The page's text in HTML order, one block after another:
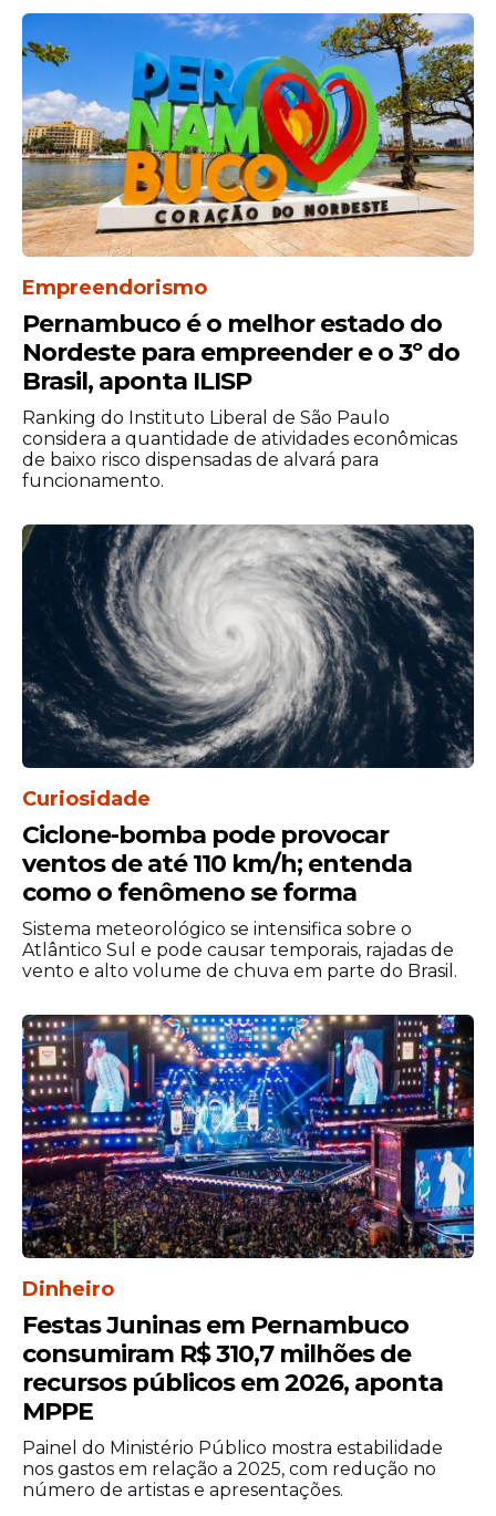
Os sorteios da Loteria Federal acontecem
regularmente às quartas-feiras e aos
sábados. Em concursos especiais, os
valores dos prêmios costumam aumentar,
atraindo ainda mais apostadores em todo o
país.
Os ganhadores devem apresentar o
bilhete original para receber os valores.
Prêmios menores podem ser retirados
diretamente em lotéricas credenciadas.
Valores mais altos exigem saque em
agências autorizadas, com apresentação
Oconcurso 6066movimentou lotéricas de
cidades do interior e capitais brasileiras.
Ivaiporã, Currais Novos, São Paulo, Curitiba
e Sete Lagoas apareceram entre os
municípios premiados desta edição da
Loteria Federal, que distribuiu mais de R$
Empreendorismo
Pernambuco é o melhor estado do
Nordeste para empreender e o 3º do
Brasil, aponta ILISP
Ranking do Instituto Liberal de São Paulo
considera a quantidade de atividades econômicas
de baixo risco dispensadas de alvará para
funcionamento.
Curiosidade
Ciclone-bomba pode provocar
ventos de até 110 km/h; entenda
como o fenômeno se forma
Sistema meteorológico se intensifica sobre o
Atlântico Sul e pode causar temporais, rajadas de
vento e alto volume de chuva em parte do Brasil.
Dinheiro
Festas Juninas em Pernambuco
consumiram R$ 310,7 milhões de
recursos públicos em 2026, aponta
MPPE
Painel do Ministério Público mostra estabilidade
nos gastos em relação a 2025, com redução no
número de artistas e apresentações.